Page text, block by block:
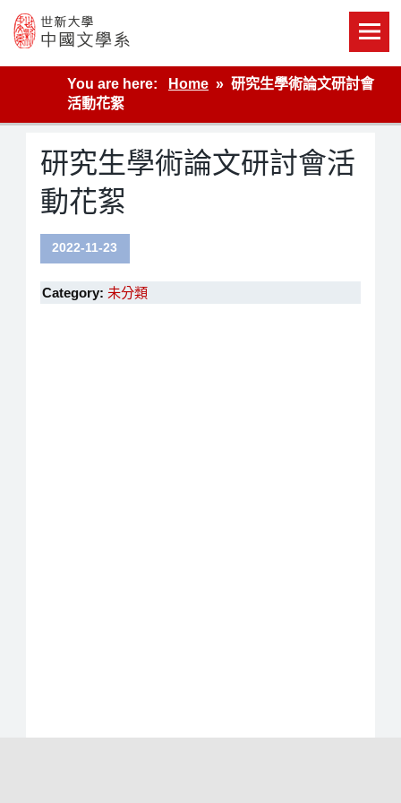
content
世新大學教學單位的網站
You are here:
Home
研究生學術論文研討會
活動花絮
研究生學術論文研討會活
動花絮
2022-11-23
Category: 未分類